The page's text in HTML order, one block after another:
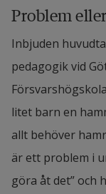
Problem
Inbjuden
pedagogik vid
litet barn en
allt behöver
är ett problem i
göra åt det” och